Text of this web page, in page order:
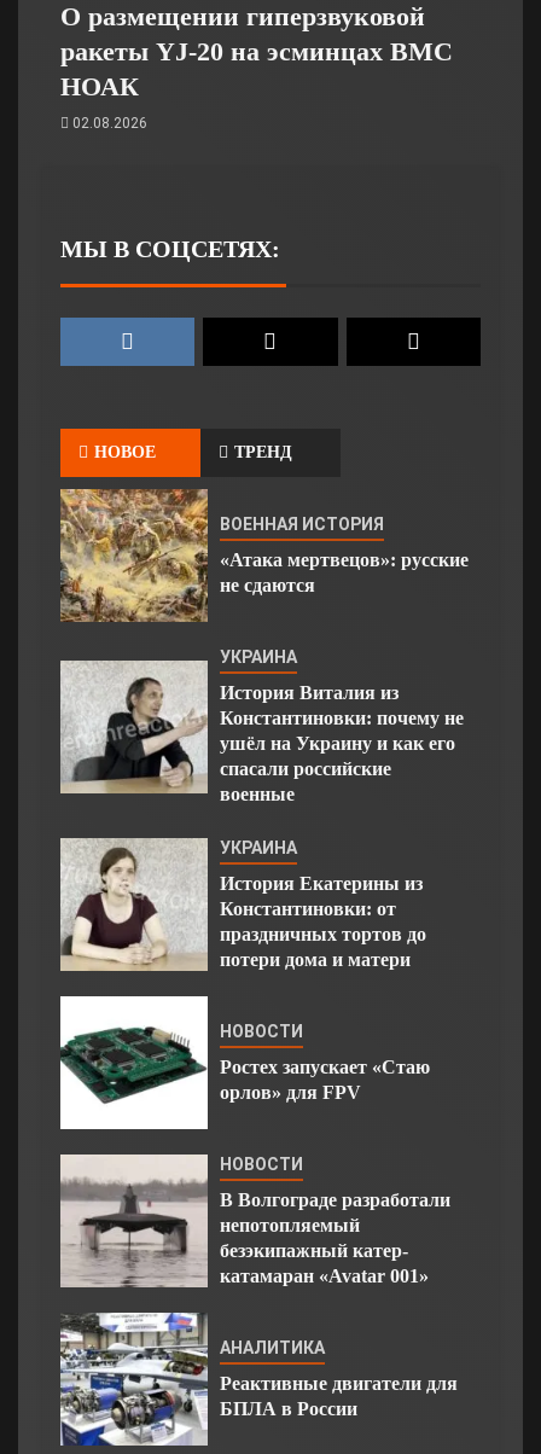
О размещении гиперзвуковой
ракеты YJ-20 на эсминцах ВМС
НОАК
02.08.2026
МЫ В СОЦСЕТЯХ:
НОВОЕ ТРЕНД
ВОЕННАЯ ИСТОРИЯ
«Атака мертвецов»: русские
не сдаются
УКРАИНА
История Виталия из
Константиновки: почему не
ушёл на Украину и как его
спасали российские
военные
УКРАИНА
История Екатерины из
Константиновки: от
праздничных тортов до
потери дома и матери
НОВОСТИ
Ростех запускает «Стаю
орлов» для FPV
НОВОСТИ
В Волгограде разработали
непотопляемый
безэкипажный катер-
катамаран «Avatar 001»
АНАЛИТИКА
Реактивные двигатели для
БПЛА в России